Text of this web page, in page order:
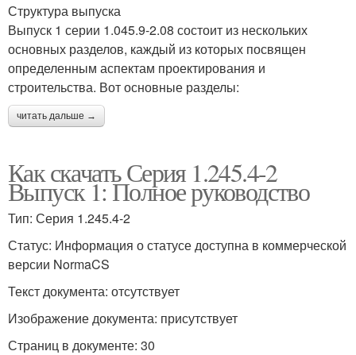
Структура выпуска
Выпуск 1 серии 1.045.9-2.08 состоит из нескольких
основных разделов, каждый из которых посвящен
определенным аспектам проектирования и
строительства. Вот основные разделы:
читать дальше →
Как скачать Серия 1.245.4-2
Выпуск 1: Полное руководство
Тип: Серия 1.245.4-2
Статус: Информация о статусе доступна в коммерческой
версии NormaCS
Текст документа: отсутствует
Изображение документа: присутствует
Страниц в документе: 30